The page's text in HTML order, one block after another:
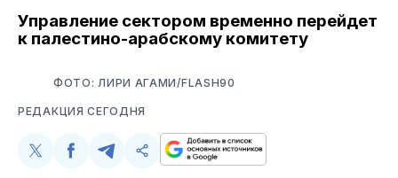
Управление сектором временно перейдет
к палестино-арабскому комитету
ФОТО: ЛИРИ АГАМИ/FLASH90
РЕДАКЦИЯ СЕГОДНЯ
Поделиться
Поделиться
Поделиться
Скопируйте